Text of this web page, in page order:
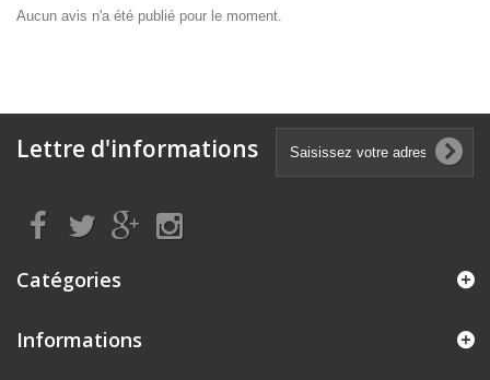
Aucun avis n'a été publié pour le moment.
Lettre d'informations
Catégories
Informations